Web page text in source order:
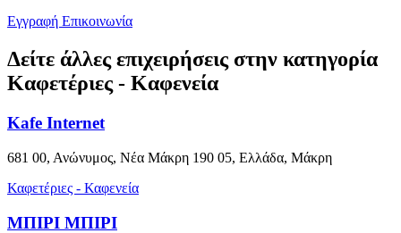
Εγγραφή Επικοινωνία
Δείτε άλλες επιχειρήσεις στην κατηγορία
Καφετέριες - Καφενεία
Kafe Internet
681 00, Ανώνυμος, Νέα Μάκρη 190 05, Ελλάδα, Μάκρη
Καφετέριες - Καφενεία
ΜΠΙΡΙ ΜΠΙΡΙ